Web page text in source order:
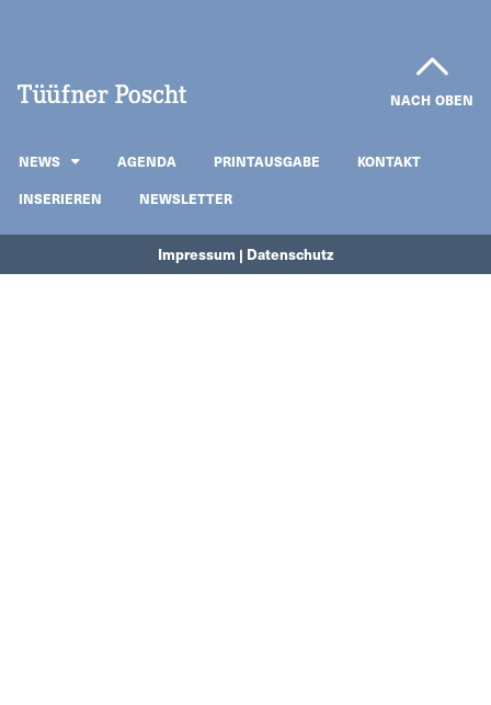
NACH OBEN
NEWS AGENDA PRINTAUSGABE
KONTAKT
INSERIEREN
NEWSLETTER
Impressum | Datenschutz